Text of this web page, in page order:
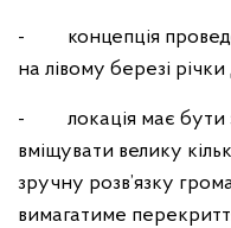
- концепція
на лівому березі
- локація має бути
вміщувати велику
зручну розв’язку
вимагатиме